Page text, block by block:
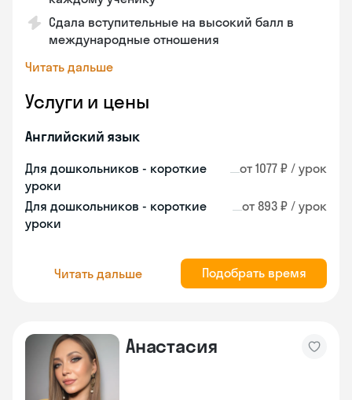
Сдала вступительные на высокий балл в
международные отношения
Читать дальше
Услуги и цены
Английский язык
Для дошкольников - короткие
уроки
от 1077 ₽ / урок
Для дошкольников - короткие
уроки
от 893 ₽ / урок
Читать дальше Подобрать время
Анастасия